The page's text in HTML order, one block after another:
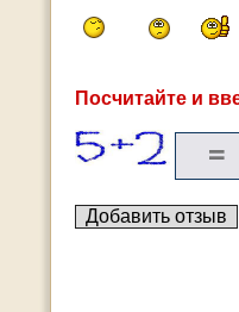
Посчитайте и